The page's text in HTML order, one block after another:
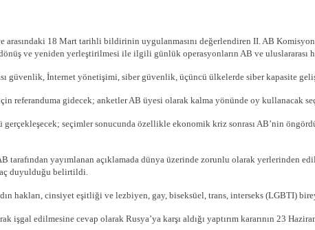
arasındaki 18 Mart tarihli bildirinin uygulanmasını değerlendiren II. AB
dönüş ve yeniden yerleştirilmesi ile ilgili günlük operasyonların AB ve
güvenlik, İnternet yönetişimi, siber güvenlik, üçüncü ülkelerde siber kapasite
referanduma gidecek; anketler AB üyesi olarak kalma yönünde oy kullanacak
gerçekleşecek; seçimler sonucunda özellikle ekonomik kriz sonrası AB’nin
yayımlanan açıklamada dünya üzerinde zorunlu olarak yerlerinden
duyulduğu belirtildi.
hakları, cinsiyet eşitliği ve lezbiyen, gay, biseksüel, trans, interseks (LGBTI)
işgal edilmesine cevap olarak Rusya’ya karşı aldığı yaptırım kararının 23